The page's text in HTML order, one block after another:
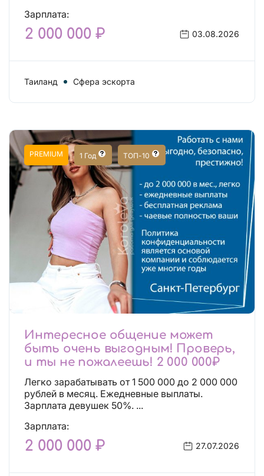
Зарплата:
2 000 000 ₽ 03.08.2026
Таиланд Сфера эскорта
PREMIUM 1 Год ТОП-10
Интересное общение может
быть очень выгодным! Проверь,
и ты не пожалеешь! 2 000 000₽
Легко зарабатывать от 1 500 000 до 2 000 000
рублей в месяц. Ежедневные выплаты.
Зарплата девушек 50%. ...
Зарплата:
2 000 000 ₽ 27.07.2026